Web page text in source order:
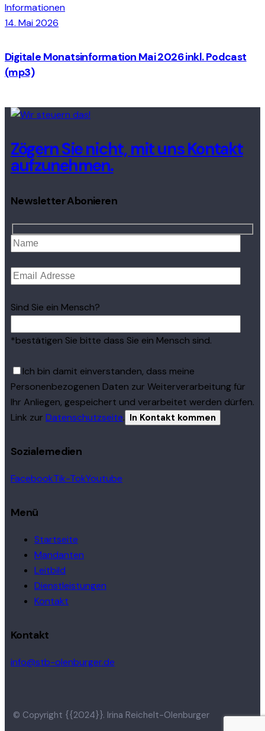
Informationen
14. Mai 2026
Digitale Monatsinformation Mai 2026 inkl. Podcast
(mp3)
Zögern Sie nicht, mit uns Kontakt
aufzunehmen.
Newsletter Abonieren
Sind Sie ein Mensch?
*bestätigen Sie bitte dass Sie ein Mensch sind.
Ich bin damit einverstanden, dass meine
Personenbezogenen Daten zur Weiterverarbeitung für
Ihr Anliegen, gespeichert und verarbeitet werden dürfen.
Link zur Datenschutzseite.
Sozialemedien
FacebookTik-TokYoutube
Menü
Startseite
Mandanten
Leitbild
Dienstleistungen
Kontakt
Kontakt
info@stb-olenburger.de
© Copyright {{2024}}. Irina Reichelt-Olenburger